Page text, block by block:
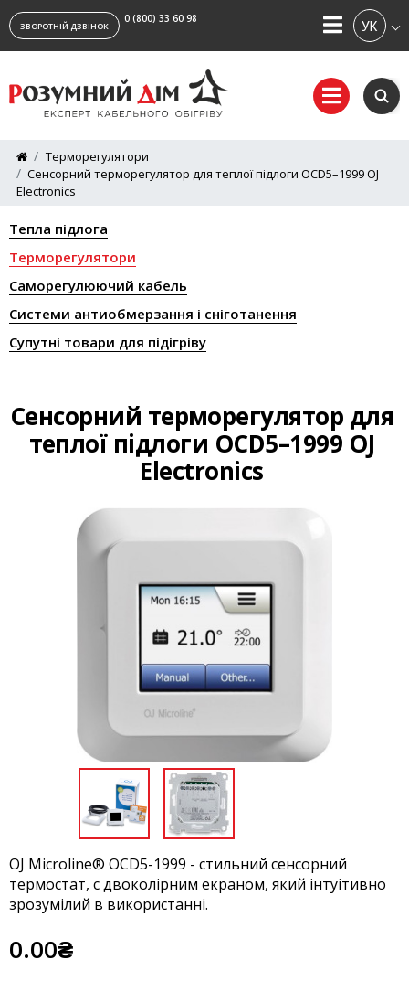
ЗВОРОТНІЙ ДЗВІНОК
0 (800) 33 60 98
Терморегулятори
Сенсорний терморегулятор для теплої підлоги OCD5–1999 OJ
Electronics
Тепла підлога
Терморегулятори
Саморегулюючий кабель
Системи антиобмерзання і сніготанення
Супутні товари для підігріву
Сенсорний терморегулятор для
теплої підлоги OCD5–1999 OJ
Electronics
OJ Microline® OCD5-1999 - стильний сенсорний
термостат, с двоколірним екраном, який інтуітивно
зрозумілий в використанні.
0.00₴